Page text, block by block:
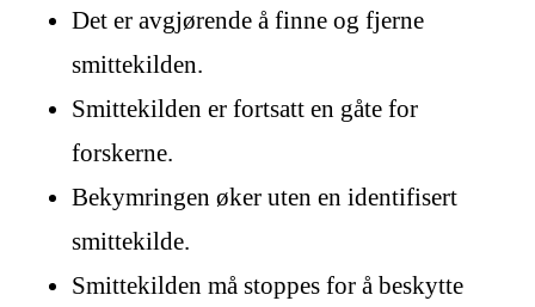
Det er avgjørende å finne og fjerne
smittekilden.
Smittekilden er fortsatt en gåte for
forskerne.
Bekymringen øker uten en identifisert
smittekilde.
Smittekilden må stoppes for å beskytte